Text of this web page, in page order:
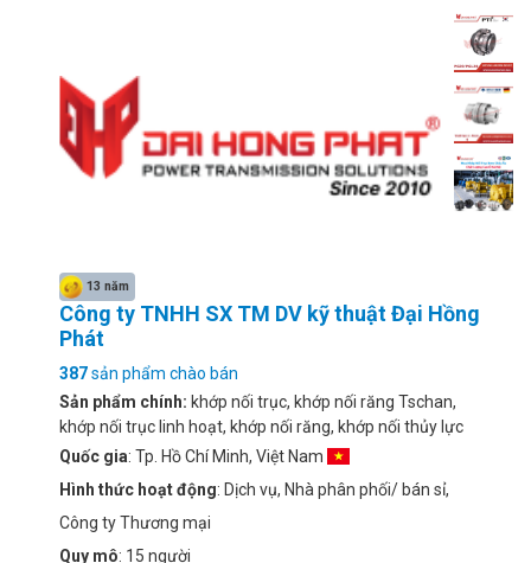
13 năm
Công ty TNHH SX TM DV kỹ thuật Đại Hồng
Phát
387sản phẩm chào bán
Sản phẩm chính: khớp nối trục, khớp nối răng Tschan,
khớp nối trục linh hoạt, khớp nối răng, khớp nối thủy lực
Quốc gia: Tp. Hồ Chí Minh, Việt Nam
Hình thức hoạt động: Dịch vụ, Nhà phân phối/ bán sỉ,
Công ty Thương mại
Quy mô: 15 người